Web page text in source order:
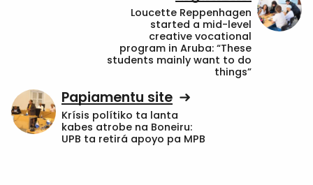
Loucette Reppenhagen
started a mid-level
creative vocational
program in Aruba: “These
students mainly want to do
things”
Papiamentu site
Krísis polítiko ta lanta
kabes atrobe na Boneiru:
UPB ta retirá apoyo pa MPB